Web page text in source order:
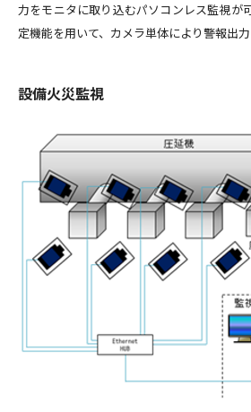
力をモニタに取り込むパソコンレス監視が
定機能を用いて、カメラ単体により警報出力
設備火災監視